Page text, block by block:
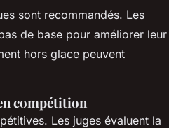
sont recommandés. Les
de base pour améliorer leur
hors glace peuvent
compétition
Les juges évaluent la